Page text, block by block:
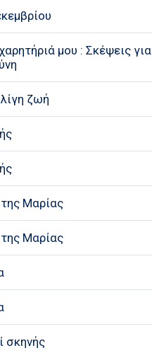
μου : Σκέψεις για
ζωή
Μαρίας
Μαρίας
σκηνής